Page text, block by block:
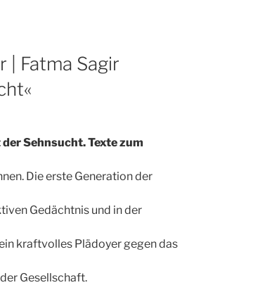
| Fatma Sagir
Sehnsucht. Texte zum
Die erste Generation der
Gedächtnis und in der
kraftvolles Plädoyer gegen das
Gesellschaft.